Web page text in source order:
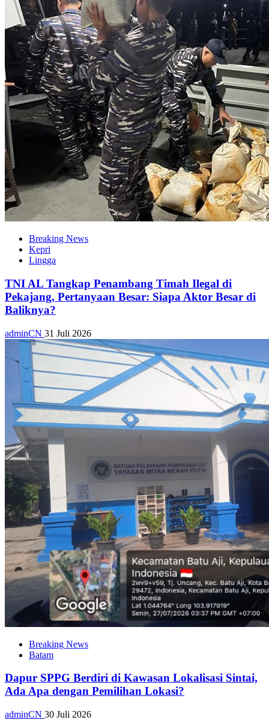
Breaking News
Kepri
Lingga
TNI AL Tangkap Penambang Timah Ilegal di
Pekajang, Pertanyaan Besar: Siapa Aktor Besar di
Baliknya?
adminCN 31 Juli 2026
Breaking News
Batam
Dapur SPPG Berdiri di Kawasan Lokalisasi Sintai,
Ada Apa dengan Pemilihan Lokasi?
adminCN 30 Juli 2026